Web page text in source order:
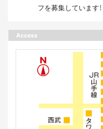
フを募集しています！
Access